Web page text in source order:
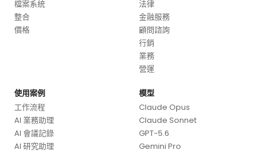
檔案系統
整合
價格
法律
金融服務
顧問諮詢
行銷
業務
營運
使用案例
工作流程
AI 業務助理
AI 會議記錄
AI 研究助理
模型
Claude Opus
Claude Sonnet
GPT-5.6
Gemini Pro